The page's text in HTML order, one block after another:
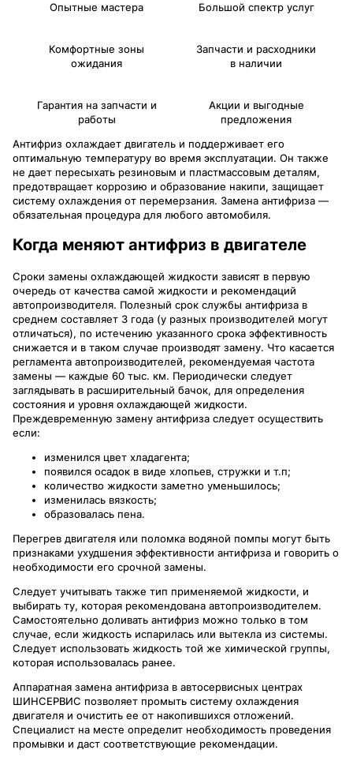
Опытные мастера Большой спектр услуг
Комфортные зоны
ожидания
Запчасти и расходники
в наличии
Гарантия на запчасти и
работы
Акции и выгодные
предложения
Антифриз охлаждает двигатель и поддерживает его
оптимальную температуру во время эксплуатации. Он также
не дает пересыхать резиновым и пластмассовым деталям,
предотвращает коррозию и образование накипи, защищает
систему охлаждения от перемерзания. Замена антифриза —
обязательная процедура для любого автомобиля.
Когда меняют антифриз в двигателе
Сроки замены охлаждающей жидкости зависят в первую
очередь от качества самой жидкости и рекомендаций
автопроизводителя. Полезный срок службы антифриза в
среднем составляет 3 года (у разных производителей могут
отличаться), по истечению указанного срока эффективность
снижается и в таком случае производят замену. Что касается
регламента автопроизводителей, рекомендуемая частота
замены — каждые 60 тыс. км. Периодически следует
заглядывать в расширительный бачок, для определения
состояния и уровня охлаждающей жидкости.
Преждевременную замену антифриза следует осуществить
если:
изменился цвет хладагента;
появился осадок в виде хлопьев, стружки и т.п;
количество жидкости заметно уменьшилось;
изменилась вязкость;
образовалась пена.
Перегрев двигателя или поломка водяной помпы могут быть
признаками ухудшения эффективности антифриза и говорить о
необходимости его срочной замены.
Следует учитывать также тип применяемой жидкости, и
выбирать ту, которая рекомендована автопроизводителем.
Самостоятельно доливать антифриз можно только в том
случае, если жидкость испарилась или вытекла из системы.
Следует использовать жидкость той же химической группы,
которая использовалась ранее.
Аппаратная замена антифриза в автосервисных центрах
ШИНСЕРВИС позволяет промыть систему охлаждения
двигателя и очистить ее от накопившихся отложений.
Специалист на месте определит необходимость проведения
промывки и даст соответствующие рекомендации.